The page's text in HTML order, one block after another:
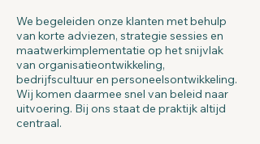
We begeleiden onze klanten met behulp
van korte adviezen, strategie sessies en
maatwerkimplementatie op het snijvlak
van organisatieontwikkeling,
bedrijfscultuur en personeelsontwikkeling.
Wij komen daarmee snel van beleid naar
uitvoering. Bij ons staat de praktijk altijd
centraal.